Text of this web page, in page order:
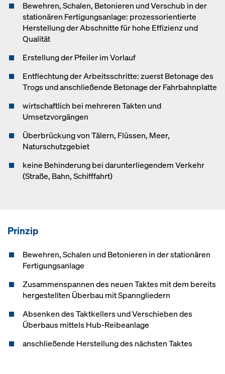
Bewehren, Schalen, Betonieren und Verschub in der
stationären Fertigungsanlage: prozessorientierte
Herstellung der Abschnitte für hohe Effizienz und
Qualität
Erstellung der Pfeiler im Vorlauf
Entflechtung der Arbeitsschritte: zuerst Betonage des
Trogs und anschließende Betonage der Fahrbahnplatte
wirtschaftlich bei mehreren Takten und
Umsetzvorgängen
Überbrückung von Tälern, Flüssen, Meer,
Naturschutzgebiet
keine Behinderung bei darunterliegendem Verkehr
(Straße, Bahn, Schifffahrt)
Prinzip
Bewehren, Schalen und Betonieren in der stationären
Fertigungsanlage
Zusammenspannen des neuen Taktes mit dem bereits
hergestellten Überbau mit Spanngliedern
Absenken des Taktkellers und Verschieben des
Überbaus mittels Hub-Reibeanlage
anschließende Herstellung des nächsten Taktes